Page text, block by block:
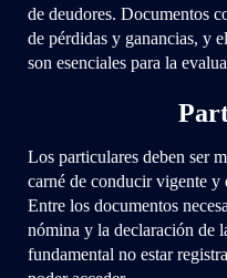
de deudores. Documentos
de pérdidas y ganancias, y
son esenciales para la
Los particulares deben ser
carné de conducir vigente y
Entre los documentos
nómina y la declaración de
fundamental no estar